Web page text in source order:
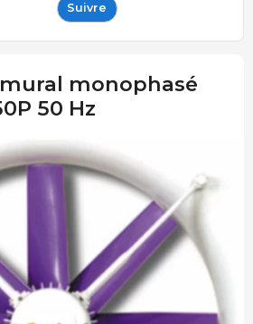
Suivre
monophasé
50 Hz